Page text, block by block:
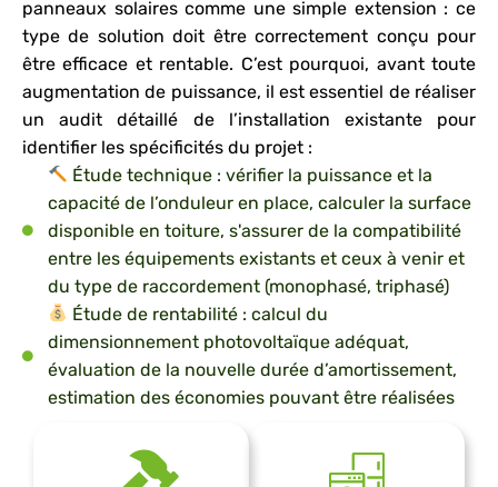
panneaux solaires comme une simple extension : ce
type de solution doit être correctement conçu pour
être efficace et rentable. C’est pourquoi, avant toute
augmentation de puissance, il est essentiel de réaliser
un audit détaillé de l’installation existante pour
identifier les spécificités du projet :
Étude technique : vérifier la puissance et la
capacité de l’onduleur en place, calculer la surface
disponible en toiture, s'assurer de la compatibilité
entre les équipements existants et ceux à venir et
du type de raccordement (monophasé, triphasé)
Étude de rentabilité : calcul du
dimensionnement photovoltaïque adéquat,
évaluation de la nouvelle durée d’amortissement,
estimation des économies pouvant être réalisées